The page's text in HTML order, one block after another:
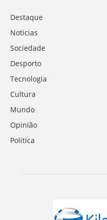
Destaque
Noticias
Sociedade
Desporto
Tecnologia
Cultura
Mundo
Opinião
Politica